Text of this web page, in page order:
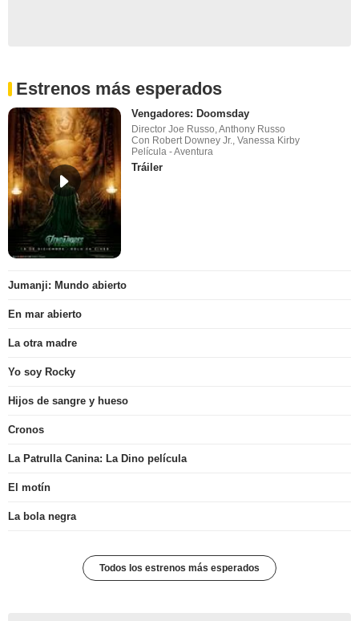
Estrenos más esperados
Vengadores: Doomsday
Director Joe Russo, Anthony Russo
Con Robert Downey Jr., Vanessa Kirby
Película - Aventura
Tráiler
Jumanji: Mundo abierto
En mar abierto
La otra madre
Yo soy Rocky
Hijos de sangre y hueso
Cronos
La Patrulla Canina: La Dino película
El motín
La bola negra
Todos los estrenos más esperados